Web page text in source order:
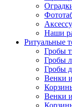
Наши
Ритуальные
Гробы
Гробы
Гробы
Венки
Венки